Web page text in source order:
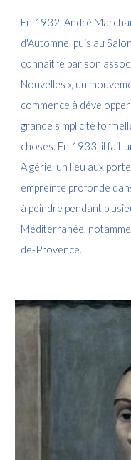
En 1932, André
d'Automne, puis au
connaître par son
Nouvelles », un
commence à
grande simplicité
choses. En 1933, il fait
Algérie, un lieu aux
empreinte profonde
à peindre pendant
Méditerranée,
de-Provence.